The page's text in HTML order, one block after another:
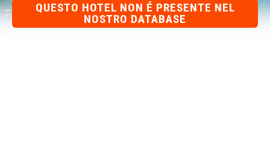
QUESTO HOTEL NON É PRESENTE NEL
NOSTRO DATABASE